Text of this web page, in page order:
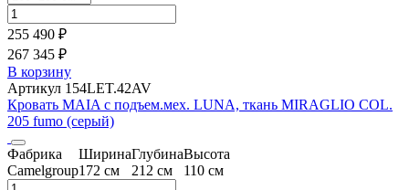
255 490 ₽
267 345 ₽
В корзину
Артикул 154LET.42AV
Кровать MAIA с подъем.мех. LUNA, ткань MIRAGLIO COL.
205 fumo (серый)
Фабрика
Camelgroup
Ширина
172 см
Глубина
212 см
Высота
110 см